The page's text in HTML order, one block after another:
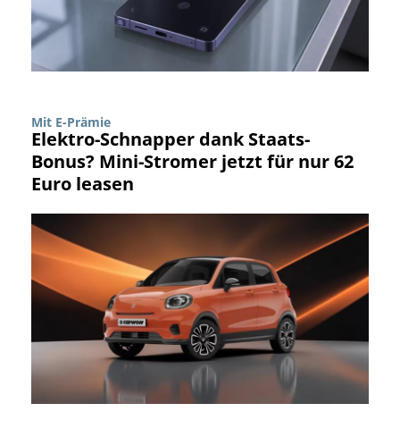
Mit E-Prämie
Elektro-Schnapper dank Staats-
Bonus? Mini-Stromer jetzt für nur 62
Euro leasen